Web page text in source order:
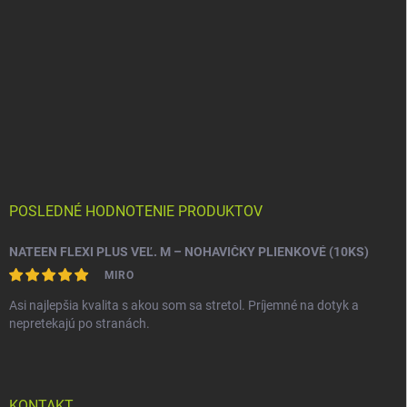
POSLEDNÉ HODNOTENIE PRODUKTOV
NATEEN FLEXI PLUS VEĽ. M – NOHAVIČKY PLIENKOVÉ (10KS)
MIRO
Asi najlepšia kvalita s akou som sa stretol. Príjemné na dotyk a
nepretekajú po stranách.